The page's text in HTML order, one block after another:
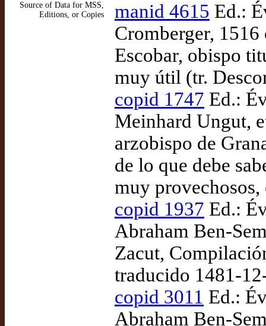
Source of Data for MSS,
Editions, or Copies
manid 4615 Ed.:
Cromberger, 1516
Escobar, obispo
muy útil (tr.
copid 1747 Ed.:
Meinhard Ungut,
arzobispo de
de lo que debe
muy provechosos,
copid 1937 Ed.:
Abraham Ben-
Zacut,
traducido 1481-
copid 3011 Ed.:
Abraham Ben-